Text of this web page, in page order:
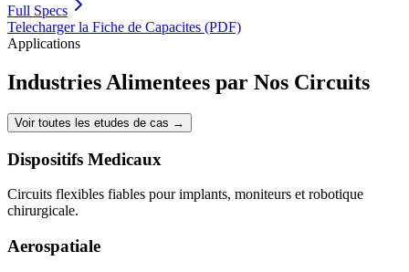
Full Specs
Telecharger la Fiche de Capacites (PDF)
Applications
Industries Alimentees par Nos Circuits
Voir toutes les etudes de cas →
Dispositifs Medicaux
Circuits flexibles fiables pour implants, moniteurs et robotique
chirurgicale.
Aerospatiale